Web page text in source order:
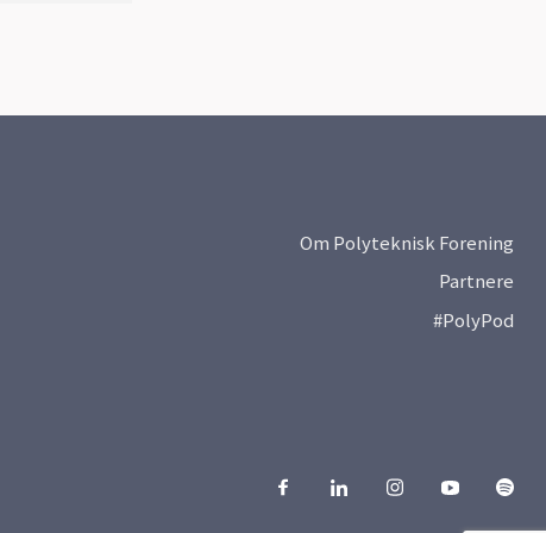
Om Polyteknisk Forening
Partnere
#PolyPod